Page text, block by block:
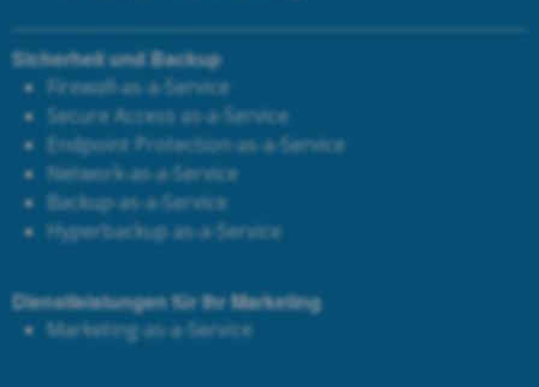
Sicherheit und Backup
Firewall-as-a-Service
Secure Access as-a-Service
Endpoint Protection-as-a-Service
Network-as-a-Service
Backup-as-a-Service
Hyperbackup as-a-Service
Dienstleistungen für Ihr Marketing
Marketing-as-a-Service